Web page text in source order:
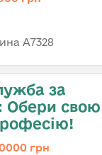
А7328
за
Обери свою
грн